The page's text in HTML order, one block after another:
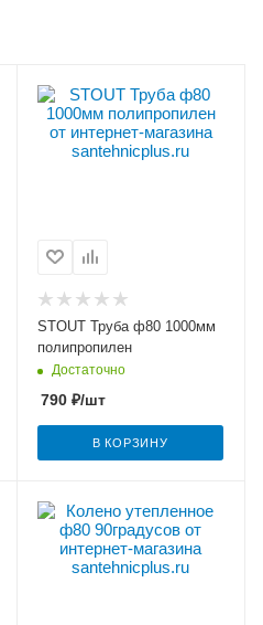
STOUT Труба ф80 1000мм
полипропилен
Достаточно
790₽/шт
В КОРЗИНУ